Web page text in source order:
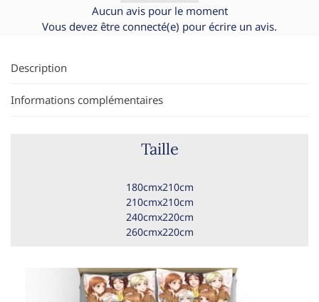
Aucun avis pour le moment
Vous devez être connecté(e) pour écrire un avis.
Description
Informations complémentaires
Taille
180cmx210cm
210cmx210cm
240cmx220cm
260cmx220cm